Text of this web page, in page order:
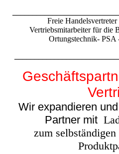
Freie
Vertriebsmitarbeiter für die
Ortungstechnik- PSA
Wir expandieren
Partner mit
zum